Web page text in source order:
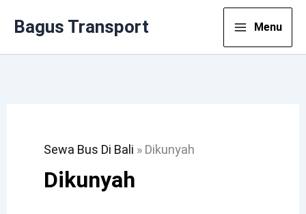
Bagus Transport Menu
Sewa Bus Di Bali » Dikunyah
Dikunyah